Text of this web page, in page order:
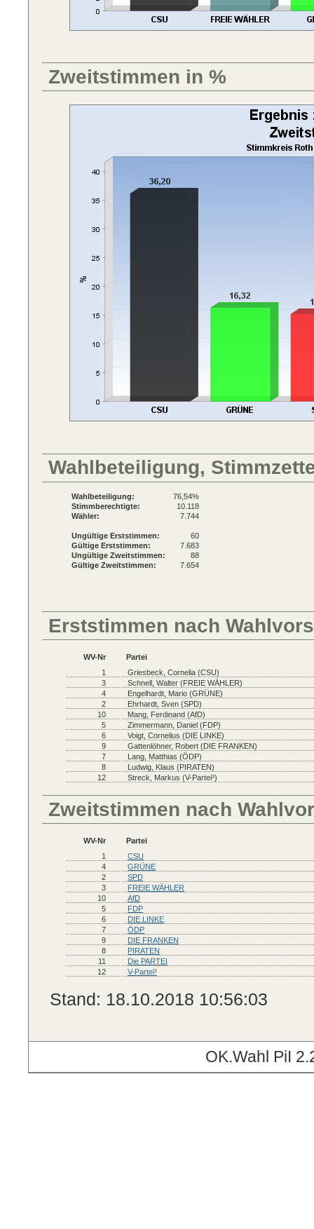
Zweitstimmen in %
Wahlbeteiligung,
Wahlbeteiligung:
76,54%
Stimmberechtigte:
10.118
Wähler:
7.744
Ungültige Erststimmen:
60
Gültige Erststimmen:
7.683
Ungültige Zweitstimmen:
88
Gültige Zweitstimmen:
7.654
Erststimmen nach
WV-Nr
Partei
1
Griesbeck, Cornelia (CSU)
3
Schnell, Walter (FREIE WÄHLER)
4
Engelhardt, Mario (GRÜNE)
2
Ehrhardt, Sven (SPD)
10
Mang, Ferdinand (AfD)
5
Zimmermann, Daniel (FDP)
6
Voigt, Cornelius (DIE LINKE)
9
Gattenlöhner, Robert (DIE FRANKEN)
7
Lang, Matthias (ÖDP)
8
Ludwig, Klaus (PIRATEN)
12
Streck, Markus (V-Partei³)
Zweitstimmen nach
WV-Nr
Partei
1
CSU
4
GRÜNE
2
SPD
3
FREIE WÄHLER
10
AfD
5
FDP
6
DIE LINKE
7
ÖDP
9
DIE FRANKEN
8
PIRATEN
11
Die PARTEI
12
V-Partei³
Stand: 18.10.2018 10:56:03
OK.Wahl PiI